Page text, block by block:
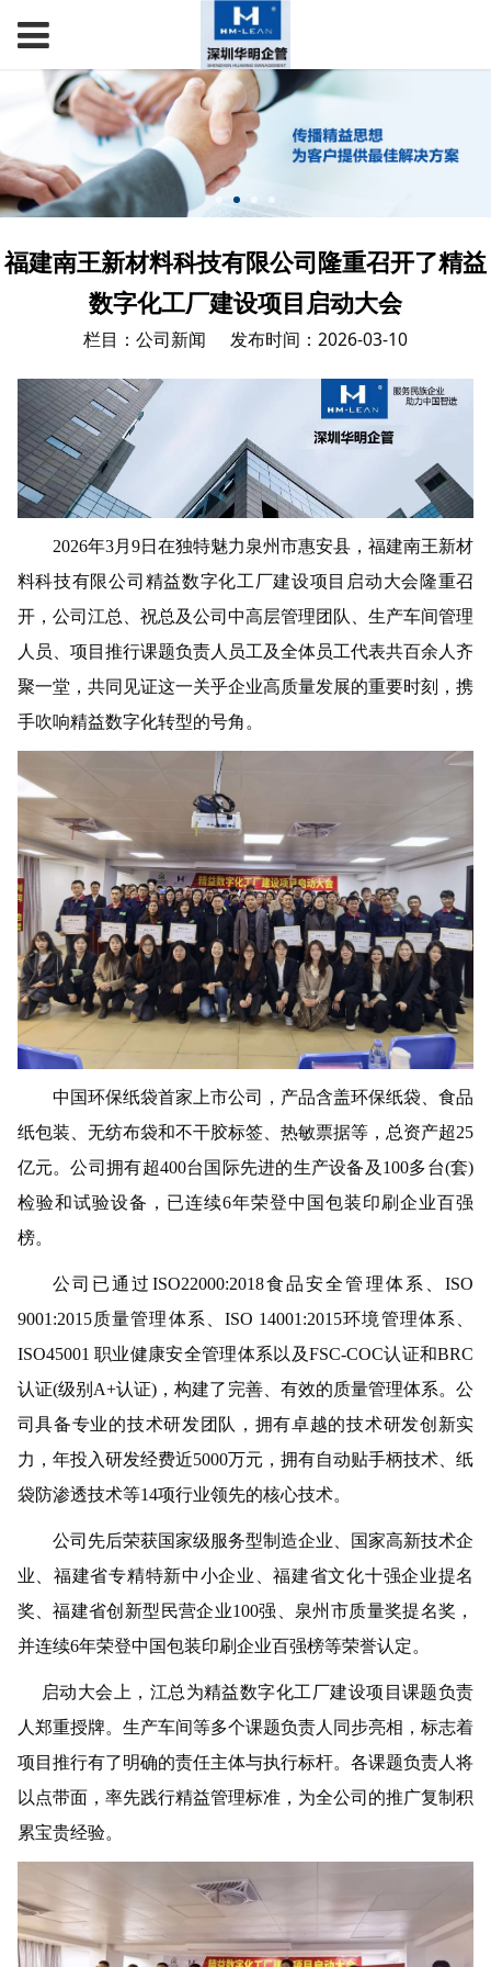
福建南王新材料科技有限公司隆重召开了精益
数字化工厂建设项目启动大会
栏目：公司新闻 发布时间：2026-03-10
2026年3月9日在独特魅力泉州市惠安县，福建南王新材
料科技有限公司精益数字化工厂建设项目启动大会隆重召
开，公司江总、祝总及公司中高层管理团队、生产车间管理
人员、项目推行课题负责人员工及全体员工代表共百余人齐
聚一堂，共同见证这一关乎企业高质量发展的重要时刻，携
手吹响精益数字化转型的号角。
中国环保纸袋首家上市公司，产品含盖环保纸袋、食品
纸包装、无纺布袋和不干胶标签、热敏票据等，总资产超25
亿元。公司拥有超400台国际先进的生产设备及100多台(套)
检验和试验设备，已连续6年荣登中国包装印刷企业百强
榜。
公司已通过 ISO22000:2018食品安全管理体系、ISO
9001:2015质量管理体系、ISO 14001:2015环境管理体系、
ISO45001 职业健康安全管理体系以及FSC-COC认证和BRC
认证(级别A+认证)，构建了完善、有效的质量管理体系。公
司具备专业的技术研发团队，拥有卓越的技术研发创新实
力，年投入研发经费近5000万元，拥有自动贴手柄技术、纸
袋防渗透技术等14项行业领先的核心技术。
公司先后荣获国家级服务型制造企业、国家高新技术企
业、福建省专精特新中小企业、福建省文化十强企业提名
奖、福建省创新型民营企业100强、泉州市质量奖提名奖，
并连续6年荣登中国包装印刷企业百强榜等荣誉认定。
启动大会上，江总为精益数字化工厂建设项目课题负责
人郑重授牌。生产车间等多个课题负责人同步亮相，标志着
项目推行有了明确的责任主体与执行标杆。各课题负责人将
以点带面，率先践行精益管理标准，为全公司的推广复制积
累宝贵经验。